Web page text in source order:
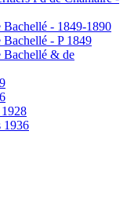
- 1849-1890
- P 1849
Bachellé & de
1936